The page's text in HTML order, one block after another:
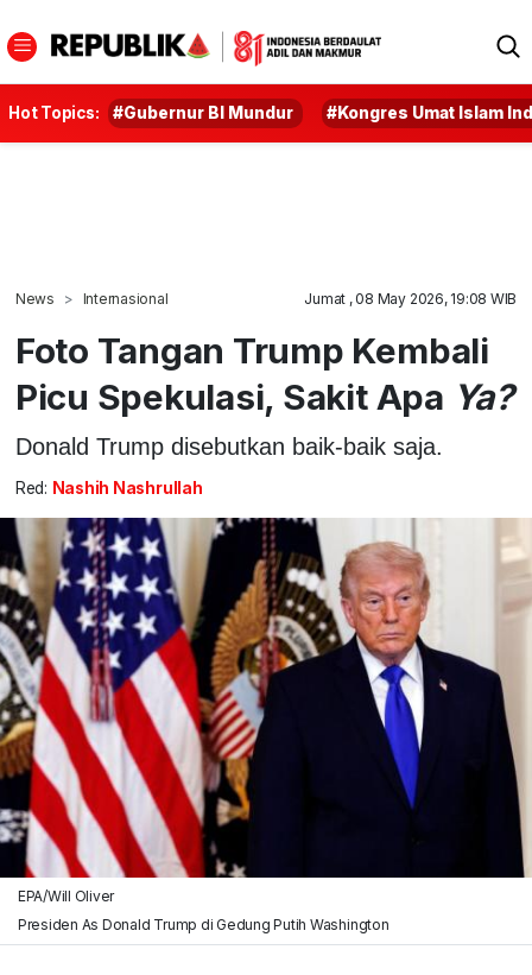
Hot Topics: #Gubernur BI Mundur #Kongres Umat Islam
News Internasional Jumat , 08 May 2026, 19:08 WIB
Foto Tangan Trump Kembali
Picu Spekulasi, Sakit Apa Ya?
Donald Trump disebutkan baik-baik saja.
Red: Nashih Nashrullah
EPA/Will Oliver
Presiden As Donald Trump di Gedung Putih Washington